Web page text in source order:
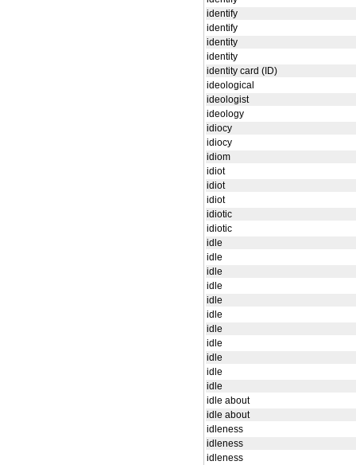
identify
identify
identity
identity
identity card (ID)
ideological
ideologist
ideology
idiocy
idiocy
idiom
idiot
idiot
idiot
idiotic
idiotic
idle
idle
idle
idle
idle
idle
idle
idle
idle
idle
idle
idle about
idle about
idleness
idleness
idleness